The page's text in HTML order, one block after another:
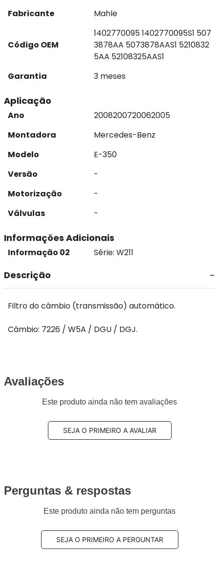
Fabricante Mahle
Código OEM
1402770095 1402770095S1 507
3878AA 5073878AAS1 5210832
5AA 52108325AAS1
Garantia
3 meses
Aplicação
Ano 2008200720062005
Montadora
Mercedes-Benz
Modelo
E-350
Versão
-
Motorização
-
Válvulas
-
Informações Adicionais
Informação 02 Série: W211
Descrição
Filtro do câmbio (transmissão) automático.
Câmbio: 7226 / W5A / DGU / DGJ.
Avaliações
Este produto ainda não tem avaliações
SEJA O PRIMEIRO A AVALIAR
Perguntas & respostas
Este produto ainda não tem perguntas
SEJA O PRIMEIRO A PERGUNTAR